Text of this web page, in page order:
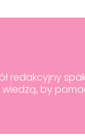
redakcyjny
wiedzą, by